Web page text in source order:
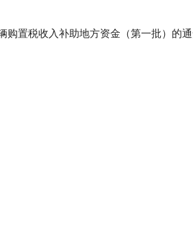
购置税收入补助地方资金（第一批）的